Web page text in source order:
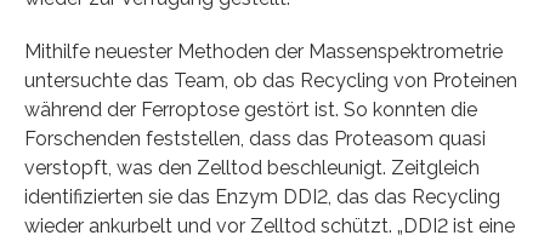
Mithilfe neuester Methoden der Massenspektrometrie
untersuchte das Team, ob das Recycling von Proteinen
während der Ferroptose gestört ist. So konnten die
Forschenden feststellen, dass das Proteasom quasi
verstopft, was den Zelltod beschleunigt. Zeitgleich
identifizierten sie das Enzym DDI2, das das Recycling
wieder ankurbelt und vor Zelltod schützt. „DDI2 ist eine